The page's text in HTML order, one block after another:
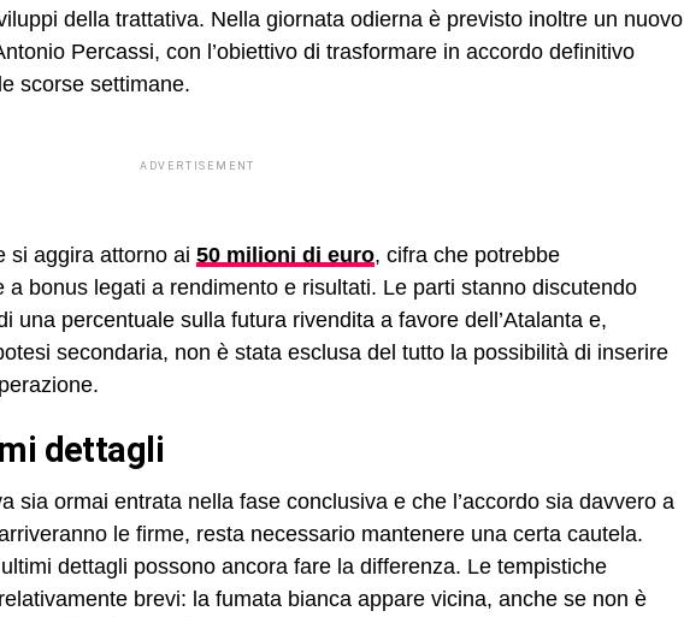
della trattativa. Nella giornata odierna è previsto inoltre un nuovo
Percassi, con l’obiettivo di trasformare in accordo definitivo
scorse settimane.
ADVERTISEMENT
si aggira attorno ai 50 milioni di euro, cifra che potrebbe
a bonus legati a rendimento e risultati. Le parti stanno discutendo
una percentuale sulla futura rivendita a favore dell’Atalanta e,
secondaria, non è stata esclusa del tutto la possibilità di inserire
dettagli
sia ormai entrata nella fase conclusiva e che l’accordo sia davvero a
le firme, resta necessario mantenere una certa cautela.
dettagli possono ancora fare la differenza. Le tempistiche
brevi: la fumata bianca appare vicina, anche se non è